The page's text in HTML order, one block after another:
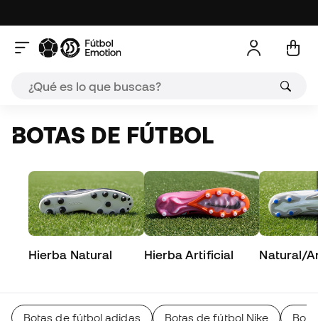
BOTAS DE FÚTBOL
Hierba Natural Hierba Artificial Natural/
Botas de fútbol adidas Botas de fútbol Nike